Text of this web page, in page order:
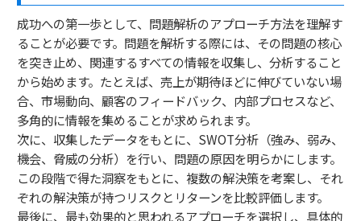
成功への第一歩として、問題解析のアプローチ方法を理解す
ることが必要です。問題を解析する際には、その問題の核心
を突き止め、関連するすべての情報を収集し、分析すること
から始めます。たとえば、売上が期待ほどに伸びていない場
合、市場動向、顧客のフィードバック、内部プロセスなど、
多角的に情報を集めることが求められます。
次に、収集したデータをもとに、SWOT分析（強み、弱み、
機会、脅威の分析）を行い、問題の原因を明らかにします。
この段階で得た洞察をもとに、複数の解決策を考案し、それ
ぞれの解決策が持つリスクとリターンを比較評価します。
最後に、最も効果的と思われるアプローチを選択し、具体的